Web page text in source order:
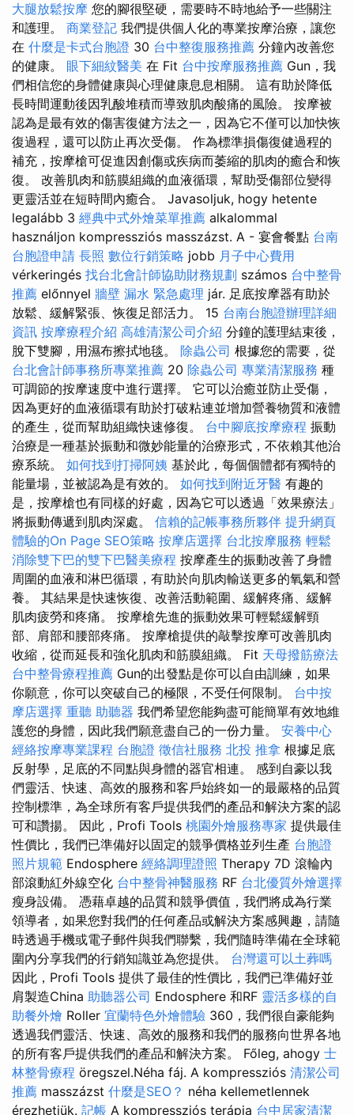
大腿放鬆按摩 您的腳很堅硬，需要時不時地給予一些關注
和護理。 商業登記 我們提供個人化的專業按摩治療，讓您
在 什麼是卡式台胞證 30 台中整復服務推薦 分鐘內改善您
的健康。 眼下細紋醫美 在 Fit 台中按摩服務推薦 Gun，我
們相信您的身體健康與心理健康息息相關。 這有助於降低
長時間運動後因乳酸堆積而導致肌肉酸痛的風險。 按摩被
認為是最有效的傷害復健方法之一，因為它不僅可以加快恢
復過程，還可以防止再次受傷。 作為標準損傷復健過程的
補充，按摩槍可促進因創傷或疾病而萎縮的肌肉的癒合和恢
復。 改善肌肉和筋膜組織的血液循環，幫助受傷部位變得
更靈活並在短時間內癒合。 Javasoljuk, hogy hetente
legalább 3 經典中式外燴菜單推薦 alkalommal
használjon kompressziós masszázst. A - 宴會餐點 台南
台胞證申請 長照 數位行銷策略 jobb 月子中心費用
vérkeringés 找台北會計師協助財務規劃 számos 台中整骨
推薦 előnnyel 牆壁 漏水 緊急處理 jár. 足底按摩器有助於
放鬆、緩解緊張、恢復足部活力。 15 台南台胞證辦理詳細
資訊 按摩療程介紹 高雄清潔公司介紹 分鐘的護理結束後，
脫下雙腳，用濕布擦拭地毯。 除蟲公司 根據您的需要，從
台北會計師事務所專業推薦 20 除蟲公司 專業清潔服務 種
可調節的按摩速度中進行選擇。 它可以治癒並防止受傷，
因為更好的血液循環有助於打破粘連並增加營養物質和液體
的產生，從而幫助組織快速修復。 台中腳底按摩療程 振動
治療是一種基於振動和微妙能量的治療形式，不依賴其他治
療系統。 如何找到打掃阿姨 基於此，每個個體都有獨特的
能量場，並被認為是有效的。 如何找到附近牙醫 有趣的
是，按摩槍也有同樣的好處，因為它可以透過「效果療法」
將振動傳遞到肌肉深處。 信賴的記帳事務所夥伴 提升網頁
體驗的On Page SEO策略 按摩店選擇 台北按摩服務 輕鬆
消除雙下巴的雙下巴醫美療程 按摩產生的振動改善了身體
周圍的血液和淋巴循環，有助於向肌肉輸送更多的氧氣和營
養。 其結果是快速恢復、改善活動範圍、緩解疼痛、緩解
肌肉疲勞和疼痛。 按摩槍先進的振動效果可輕鬆緩解頸
部、肩部和腰部疼痛。 按摩槍提供的敲擊按摩可改善肌肉
收縮，從而延長和強化肌肉和筋膜組織。 Fit 天母撥筋療法
台中整骨療程推薦 Gun的出發點是你可以自由訓練，如果
你願意，你可以突破自己的極限，不受任何限制。 台中按
摩店選擇 重聽 助聽器 我們希望您能夠盡可能簡單有效地維
護您的身體，因此我們願意盡自己的一份力量。 安養中心
經絡按摩專業課程 台胞證 徵信社服務 北投 推拿 根據足底
反射學，足底的不同點與身體的器官相連。 感到自豪以我
們靈活、快速、高效的服務和客戶始終如一的最嚴格的品質
控制標準，為全球所有客戶提供我們的產品和解決方案的認
可和讚揚。 因此，Profi Tools 桃園外燴服務專家 提供最佳
性價比，我們已準備好以固定的競爭價格並列生產 台胞證
照片規範 Endosphere 經絡調理證照 Therapy 7D 滾輪內
部滾動紅外線空化 台中整骨神醫服務 RF 台北優質外燴選擇
瘦身設備。 憑藉卓越的品質和競爭價值，我們將成為行業
領導者，如果您對我們的任何產品或解決方案感興趣，請隨
時透過手機或電子郵件與我們聯繫，我們隨時準備在全球範
圍內分享我們的行銷知識並為您提供。 台灣還可以土葬嗎
因此，Profi Tools 提供了最佳的性價比，我們已準備好並
肩製造China 助聽器公司 Endosphere 和RF 靈活多樣的自
助餐外燴 Roller 宜蘭特色外燴體驗 360，我們很自豪能夠
透過我們靈活、快速、高效的服務和我們的服務向世界各地
的所有客戶提供我們的產品和解決方案。 Főleg, ahogy 士
林整骨療程 öregszel.Néha fáj. A kompressziós 清潔公司
推薦 masszázst 什麼是SEO？ néha kellemetlennek
érezhetjük. 記帳 A kompressziós terápia 台中居家清潔